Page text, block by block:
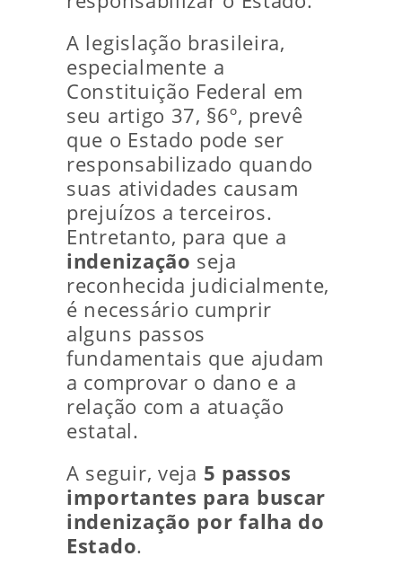
A legislação brasileira,
especialmente a
Constituição Federal em
seu artigo 37, §6º, prevê
que o Estado pode ser
responsabilizado quando
suas atividades causam
prejuízos a terceiros.
Entretanto, para que a
indenização seja
reconhecida judicialmente,
é necessário cumprir
alguns passos
fundamentais que ajudam
a comprovar o dano e a
relação com a atuação
estatal.
A seguir, veja 5 passos
importantes para buscar
indenização por falha do
Estado.